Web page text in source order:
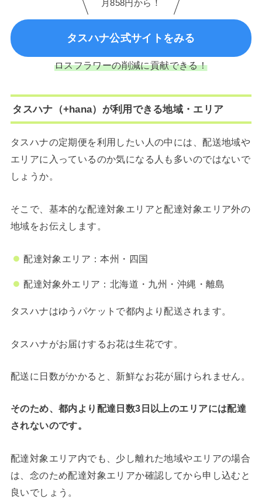
月858円から！
タスハナ公式サイトをみる
ロスフラワーの削減に貢献できる！
タスハナ（+hana）が利用できる地域・エリア
タスハナの定期便を利用したい人の中には、配送地域や
エリアに入っているのか気になる人も多いのではないで
しょうか。
そこで、基本的な配達対象エリアと配達対象エリア外の
地域をお伝えします。
配達対象エリア：本州・四国
配達対象外エリア：北海道・九州・沖縄・離島
タスハナはゆうパケットで都内より配送されます。
タスハナがお届けするお花は生花です。
配送に日数がかかると、新鮮なお花が届けられません。
そのため、都内より配達日数3日以上のエリアには配達
されないのです。
配達対象エリア内でも、少し離れた地域やエリアの場合
は、念のため配達対象エリアか確認してから申し込むと
良いでしょう。